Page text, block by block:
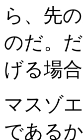
ら、先
のだ。
げる場
マスゾ
である